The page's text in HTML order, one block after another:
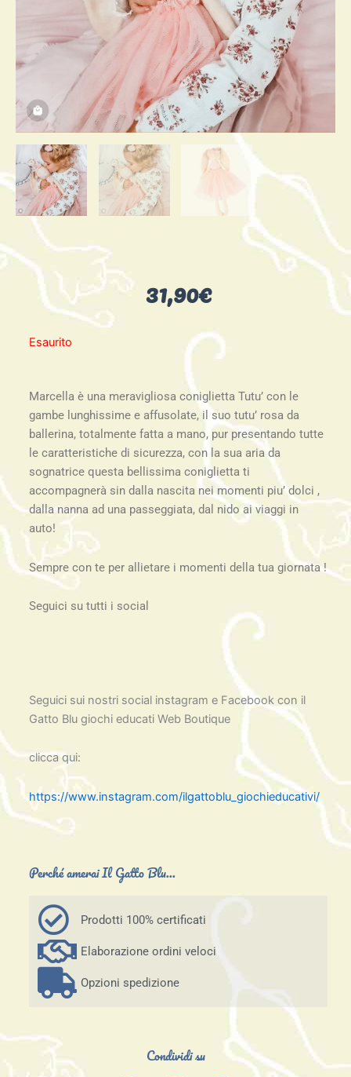
31,90€
Esaurito
Marcella è una meravigliosa coniglietta Tutu’ con le
gambe lunghissime e affusolate, il suo tutu’ rosa da
ballerina, totalmente fatta a mano, pur presentando tutte
le caratteristiche di sicurezza, con la sua aria da
sognatrice questa bellissima coniglietta ti
accompagnerà sin dalla nascita nei momenti piu’ dolci ,
dalla nanna ad una passeggiata, dal nido ai viaggi in
auto!
Sempre con te per allietare i momenti della tua giornata !
Seguici su tutti i social
Seguici sui nostri social instagram e Facebook con il
Gatto Blu giochi educati Web Boutique
clicca qui:
https://www.instagram.com/ilgattoblu_giochieducativi/
Perché amerai Il Gatto Blu...
Prodotti 100% certificati
Elaborazione ordini veloci
Opzioni spedizione
Condividi su